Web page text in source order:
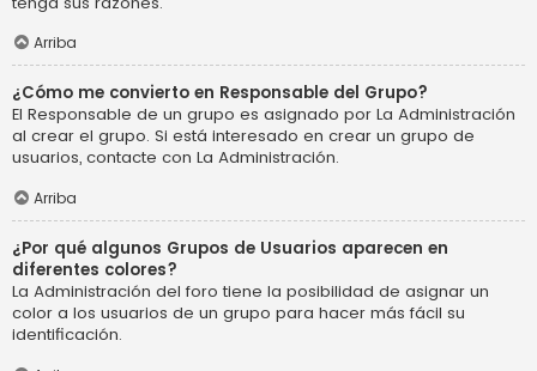
Arriba
¿Cómo me convierto en Responsable del Grupo?
El Responsable de un grupo es asignado por La Administración
al crear el grupo. Si está interesado en crear un grupo de
usuarios, contacte con La Administración.
Arriba
¿Por qué algunos Grupos de Usuarios aparecen en
diferentes colores?
La Administración del foro tiene la posibilidad de asignar un
color a los usuarios de un grupo para hacer más fácil su
identificación.